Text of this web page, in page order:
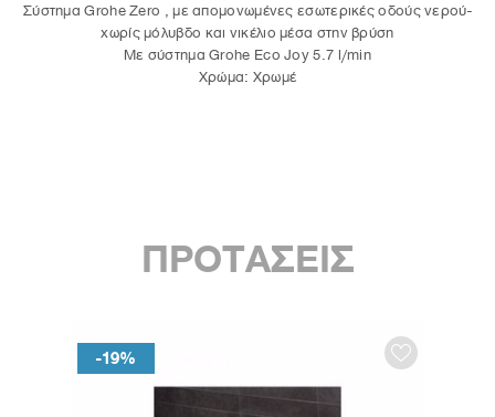
Σύστημα Grohe Zero , με απομονωμένες εσωτερικές οδούς νερού-
χωρίς μόλυβδο και νικέλιο μέσα στην βρύση
Με σύστημα Grohe Eco Joy 5.7 l/min
Χρώμα: Χρωμέ
ΠΡΟΤΑΣΕΙΣ
-19%